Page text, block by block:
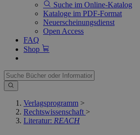
Suche im Online-Katalog
Kataloge im PDF-Format
Neuerscheinungsdienst
Open Access
FAQ
Shop
Verlagsprogramm >
Rechtswissenschaft >
Literatur: REACH